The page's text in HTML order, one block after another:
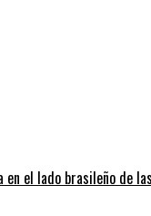
el lado brasileño de